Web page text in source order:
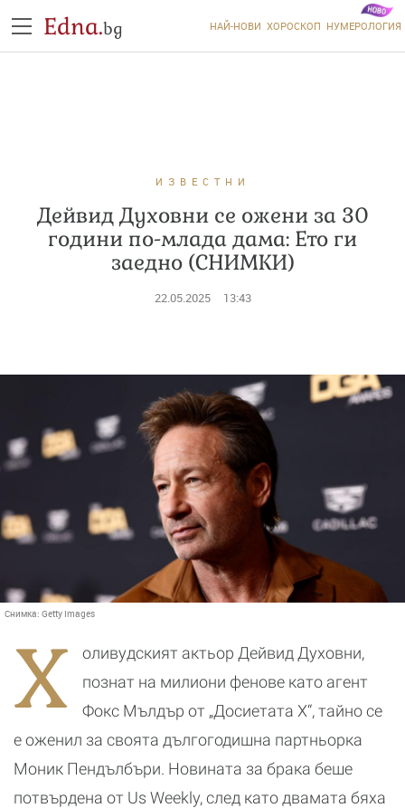
Edna.bg НАЙ-НОВИ ХОРОСКОП НУМЕРОЛОГИЯ
ИЗВЕСТНИ
Дейвид Духовни се ожени за 30
години по-млада дама: Ето ги
заедно (СНИМКИ)
22.05.2025 13:43
Снимка: Getty Images
Х
оливудският актьор Дейвид Духовни,
познат на милиони фенове като агент
Фокс Мълдър от „Досиетата Х“, тайно се
е оженил за своята дългогодишна партньорка
Моник Пендълбъри. Новината за брака беше
потвърдена от Us Weekly, след като двамата бяха